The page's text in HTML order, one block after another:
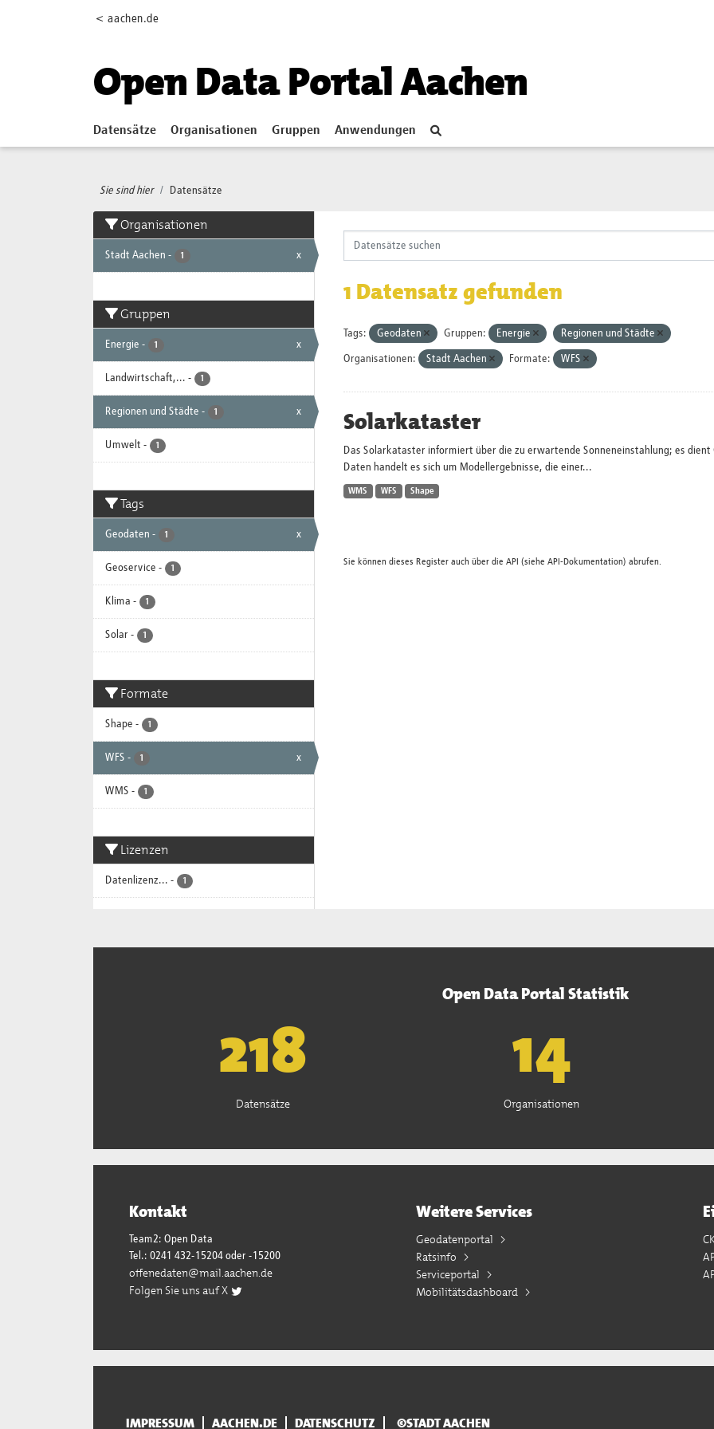
< aachen.de
Open Data Portal Aachen
Datensätze Organisationen Gruppen Anwendungen
Sie sind hier Datensätze
Organisationen
Stadt Aachen - 1 x
Gruppen
Energie - 1 x
Landwirtschaft,... - 1
Regionen und Städte - 1 x
Umwelt - 1
Tags
Geodaten - 1 x
Geoservice - 1
Klima - 1
Solar - 1
Formate
Shape - 1
WFS - 1 x
WMS - 1
Lizenzen
Datenlizenz... - 1
1 Datensatz gefunden
Tags: Geodaten Gruppen: Energie Regionen und Städte
Organisationen: Stadt Aachen Formate: WFS
Solarkataster
Das Solarkataster informiert über die zu erwartende Sonneneinstahlung; es
Daten handelt es sich um Modellergebnisse, die einer...
WMS WFS Shape
Sie können dieses Register auch über die API (siehe API-Dokumentation) abrufen.
Open Data Portal Statistik
221
Datensätze
15
Organisationen
Kontakt
Team2: Open Data
Tel.: 0241 432-15204 oder -15200
offenedaten@mail.aachen.de
Folgen Sie uns auf X
Weitere Services
Geodatenportal
Ratsinfo
Serviceportal
Mobilitätsdashboard
IMPRESSUM AACHEN.DE DATENSCHUTZ ©STADT AACHEN